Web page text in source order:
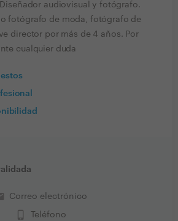
audiovisual y fotógrafo.
fotógrafo de moda, fotógrafo de
director por más de 4 años. Por
cualquier duda
Correo electrónico
phone_iphone Teléfono